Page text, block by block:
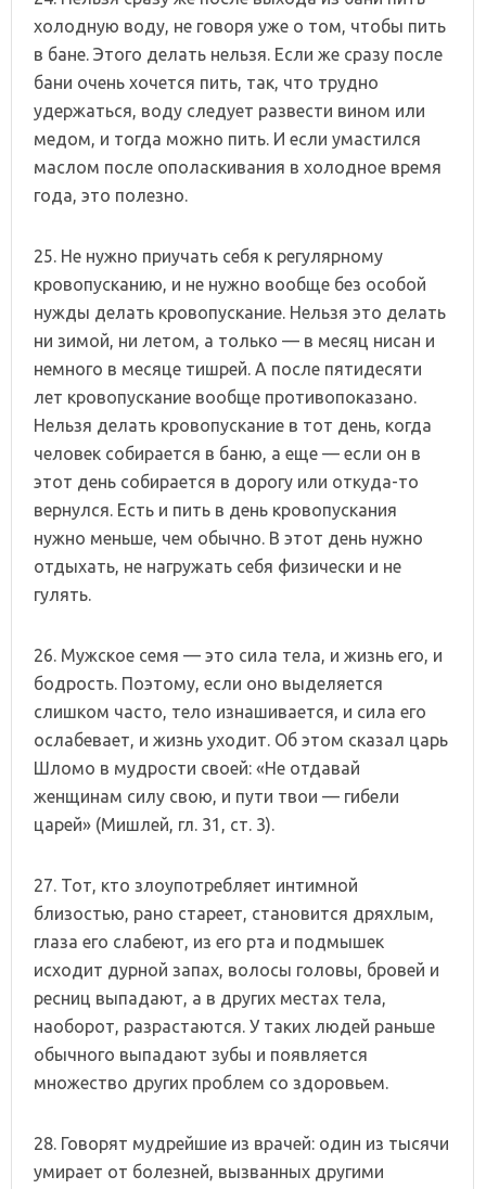
холодную воду, не говоря уже о том, чтобы пить
в бане. Этого делать нельзя. Если же сразу после
бани очень хочется пить, так, что трудно
удержаться, воду следует развести вином или
медом, и тогда можно пить. И если умастился
маслом после ополаскивания в холодное время
года, это полезно.
25. Не нужно приучать себя к регулярному
кровопусканию, и не нужно вообще без особой
нужды делать кровопускание. Нельзя это делать
ни зимой, ни летом, а только — в месяц нисан и
немного в месяце тишрей. А после пятидесяти
лет кровопускание вообще противопоказано.
Нельзя делать кровопускание в тот день, когда
человек собирается в баню, а еще — если он в
этот день собирается в дорогу или откуда-то
вернулся. Есть и пить в день кровопускания
нужно меньше, чем обычно. В этот день нужно
отдыхать, не нагружать себя физически и не
гулять.
26. Мужское семя — это сила тела, и жизнь его, и
бодрость. Поэтому, если оно выделяется
слишком часто, тело изнашивается, и сила его
ослабевает, и жизнь уходит. Об этом сказал царь
Шломо в мудрости своей: «Не отдавай
женщинам силу свою, и пути твои — гибели
царей» (Мишлей, гл. 31, ст. 3).
27. Тот, кто злоупотребляет интимной
близостью, рано стареет, становится дряхлым,
глаза его слабеют, из его рта и подмышек
исходит дурной запах, волосы головы, бровей и
ресниц выпадают, а в других местах тела,
наоборот, разрастаются. У таких людей раньше
обычного выпадают зубы и появляется
множество других проблем со здоровьем.
28. Говорят мудрейшие из врачей: один из тысячи
умирает от болезней, вызванных другими